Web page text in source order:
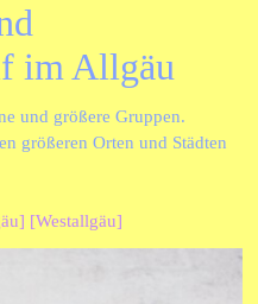
im Allgäu
und größere Gruppen.
größeren Orten und Städten
[Westallgäu]